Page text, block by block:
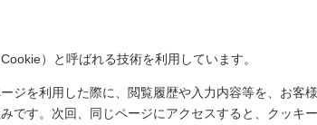
）と呼ばれる技術を利用しています。
ジを利用した際に、閲覧履歴や入力内容等を、お客
です。次回、同じページにアクセスすると、クッキ